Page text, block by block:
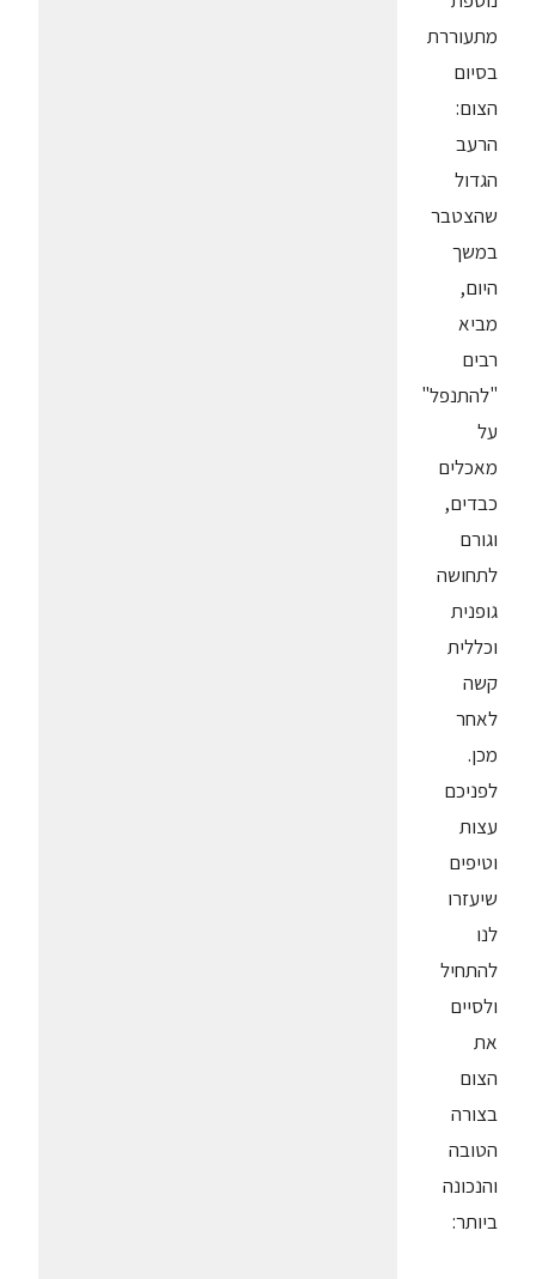
מתעוררת
בסיום
הצום:
הרעב
הגדול
שהצטבר
במשך
היום,
מביא
רבים
"להתנפל"
על
מאכלים
כבדים,
וגורם
לתחושה
גופנית
וכללית
קשה
לאחר
מכן.
לפניכם
עצות
וטיפים
שיעזרו
לנו
להתחיל
ולסיים
את
הצום
בצורה
הטובה
והנכונה
ביותר: